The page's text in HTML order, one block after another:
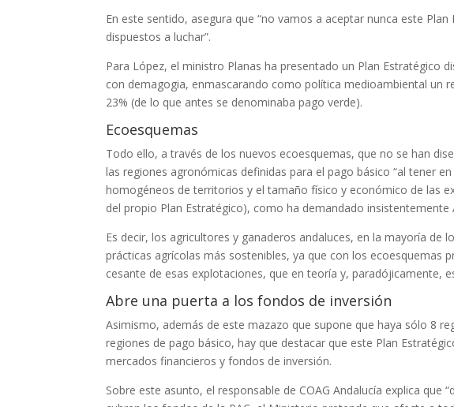
En este sentido, asegura que “no vamos a aceptar nunca este
dispuestos a luchar”.
Para López, el ministro Planas ha presentado un Plan Estratégico
con demagogia, enmascarando como política medioambiental un
23% (de lo que antes se denominaba pago verde).
Ecoesquemas
Todo ello, a través de los nuevos ecoesquemas, que no se han
las regiones agronómicas definidas para el pago básico “al tener
homogéneos de territorios y el tamaño físico y económico de las
del propio Plan Estratégico), como ha demandado insistentemente
Es decir, los agricultores y ganaderos andaluces, en la mayoría de
prácticas agrícolas más sostenibles, ya que con los ecoesquemas
cesante de esas explotaciones, que en teoría y, paradójicamente,
Abre una puerta a los fondos de inversión
Asimismo, además de este mazazo que supone que haya sólo 8
regiones de pago básico, hay que destacar que este Plan
mercados financieros y fondos de inversión.
Sobre este asunto, el responsable de COAG Andalucía explica que